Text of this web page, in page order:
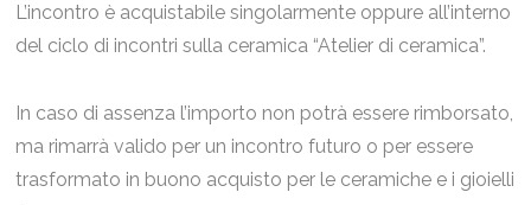
L’incontro è acquistabile singolarmente oppure all’interno
del ciclo di incontri sulla ceramica “Atelier di ceramica”.
In caso di assenza l’importo non potrà essere rimborsato,
ma rimarrà valido per un incontro futuro o per essere
trasformato in buono acquisto per le ceramiche e i gioielli